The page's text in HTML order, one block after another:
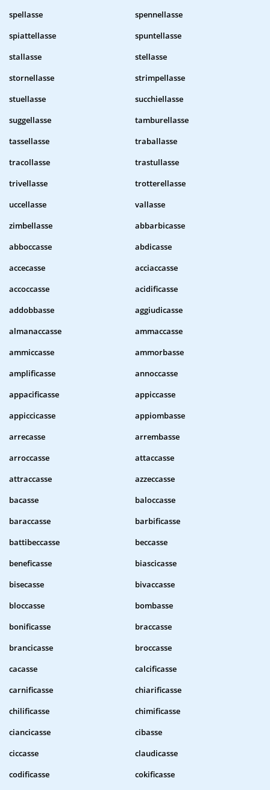
spellasse
spennellasse
spiattellasse
spuntellasse
stallasse
stellasse
stornellasse
strimpellasse
stuellasse
succhiellasse
suggellasse
tamburellasse
tassellasse
traballasse
tracollasse
trastullasse
trivellasse
trotterellasse
uccellasse
vallasse
zimbellasse
abbarbicasse
abboccasse
abdicasse
accecasse
acciaccasse
accoccasse
acidificasse
addobbasse
aggiudicasse
almanaccasse
ammaccasse
ammiccasse
ammorbasse
amplificasse
annoccasse
appacificasse
appiccasse
appiccicasse
appiombasse
arrecasse
arrembasse
arroccasse
attaccasse
attraccasse
azzeccasse
bacasse
baloccasse
baraccasse
barbificasse
battibeccasse
beccasse
beneficasse
biascicasse
bisecasse
bivaccasse
bloccasse
bombasse
bonificasse
braccasse
brancicasse
broccasse
cacasse
calcificasse
carnificasse
chiarificasse
chilificasse
chimificasse
ciancicasse
cibasse
ciccasse
claudicasse
codificasse
cokificasse